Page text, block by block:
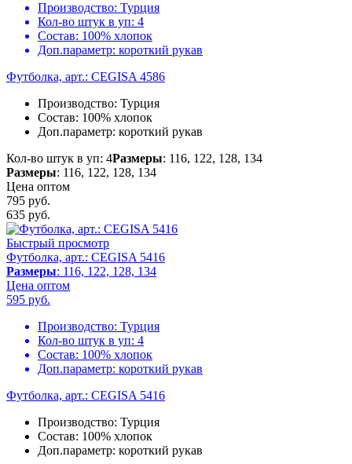
Производство: Турция
Кол-во штук в уп: 4
Состав: 100% хлопок
Доп.параметр: короткий рукав
Футболка, арт.: CEGISA 4586
Производство: Турция
Состав: 100% хлопок
Доп.параметр: короткий рукав
Кол-во штук в уп: 4Размеры: 116, 122, 128, 134
Размеры: 116, 122, 128, 134
Цена оптом
795 руб.
635 руб.
Быстрый просмотр
Футболка, арт.: CEGISA 5416
Размеры: 116, 122, 128, 134
Цена оптом
595 руб.
Производство: Турция
Кол-во штук в уп: 4
Состав: 100% хлопок
Доп.параметр: короткий рукав
Футболка, арт.: CEGISA 5416
Производство: Турция
Состав: 100% хлопок
Доп.параметр: короткий рукав